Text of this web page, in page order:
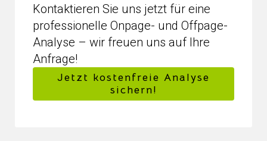
Kontaktieren Sie uns jetzt für eine
professionelle Onpage- und Offpage-
Analyse – wir freuen uns auf Ihre
Anfrage!
Jetzt kostenfreie Analyse
sichern!